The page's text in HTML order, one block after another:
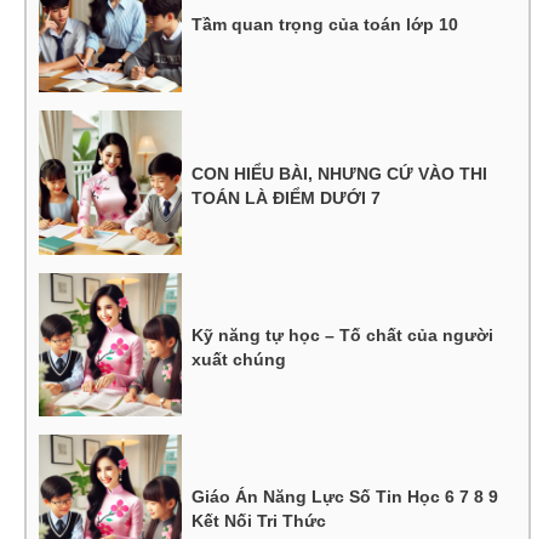
Tầm quan trọng của toán lớp 10
CON HIỂU BÀI, NHƯNG CỨ VÀO THI
TOÁN LÀ ĐIỂM DƯỚI 7
Kỹ năng tự học – Tố chất của người
xuất chúng
Giáo Án Năng Lực Số Tin Học 6 7 8 9
Kết Nối Tri Thức